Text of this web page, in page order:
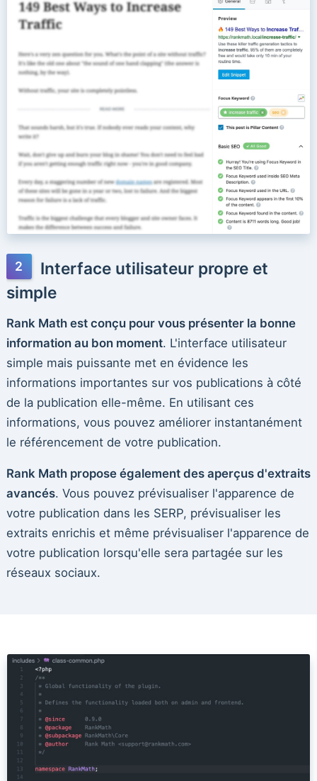
Interface utilisateur propre et
simple
Rank Math est conçu pour vous présenter la bonne
information au bon moment. L'interface utilisateur
simple mais puissante met en évidence les
informations importantes sur vos publications à côté
de la publication elle-même. En utilisant ces
informations, vous pouvez améliorer instantanément
le référencement de votre publication.
Rank Math propose également des aperçus d'extraits
avancés. Vous pouvez prévisualiser l'apparence de
votre publication dans les SERP, prévisualiser les
extraits enrichis et même prévisualiser l'apparence de
votre publication lorsqu'elle sera partagée sur les
réseaux sociaux.